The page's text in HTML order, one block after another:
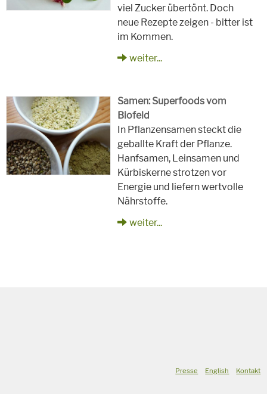
viel Zucker übertönt. Doch
neue Rezepte zeigen - bitter ist
im Kommen.
weiter...
Samen: Superfoods vom
Biofeld
In Pflanzensamen steckt die
geballte Kraft der Pflanze.
Hanfsamen, Leinsamen und
Kürbiskerne strotzen vor
Energie und liefern wertvolle
Nährstoffe.
weiter...
Presse English Kontakt